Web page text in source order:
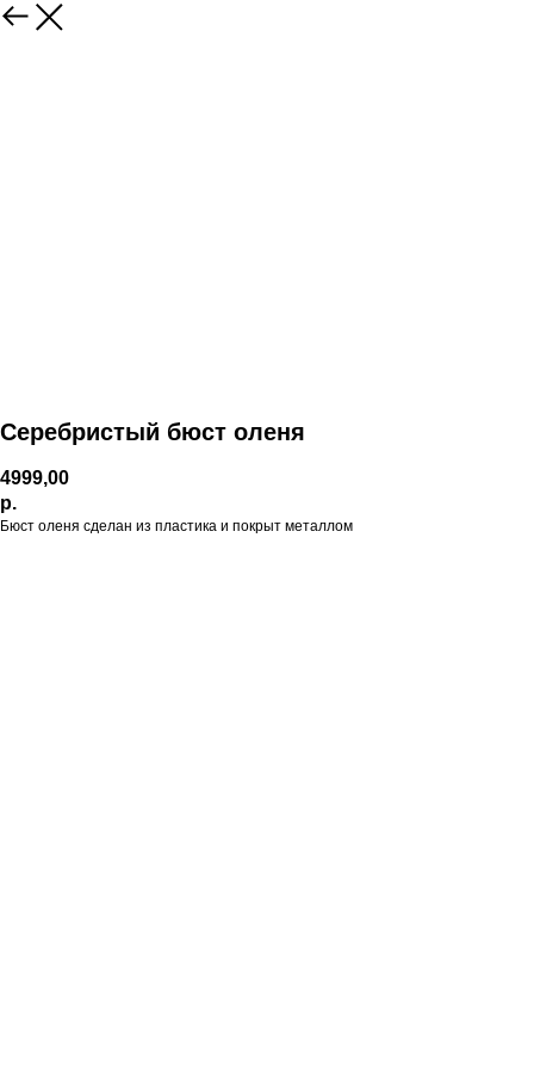
Серебристый бюст оленя
4999,00
р.
Бюст оленя сделан из пластика и покрыт металлом